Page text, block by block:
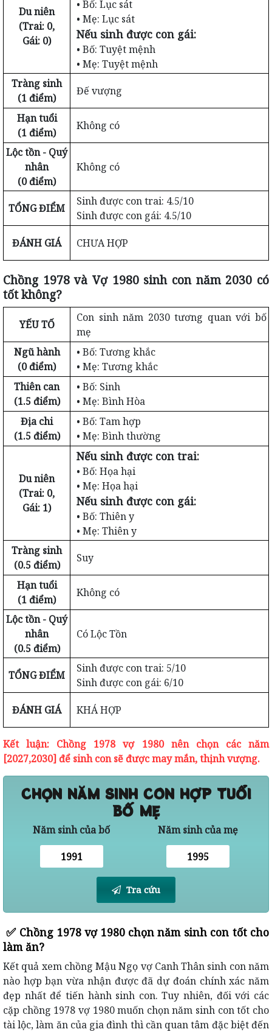
Du niên
(Trai: 0,
Gái: 0)
• Bố: Lục sát
• Mẹ: Lục sát
Nếu sinh được con gái:
• Bố: Tuyệt mệnh
• Mẹ: Tuyệt mệnh
Tràng sinh
(1 điểm)
Đế vượng
Hạn tuổi
(1 điểm)
Không có
Lộc tồn - Quý
nhân
(0 điểm)
Không có
TỔNG ĐIỂM
Sinh được con trai: 4.5/10
Sinh được con gái: 4.5/10
ĐÁNH GIÁ CHƯA HỢP
Chồng 1978 và Vợ 1980 sinh con năm 2030 có
tốt không?
YẾU TỐ
Con sinh năm 2030 tương quan với bố
mẹ
Ngũ hành
(0 điểm)
• Bố: Tương khắc
• Mẹ: Tương khắc
Thiên can
(1.5 điểm)
• Bố: Sinh
• Mẹ: Bình Hòa
Địa chi
(1.5 điểm)
• Bố: Tam hợp
• Mẹ: Bình thường
Du niên
(Trai: 0,
Gái: 1)
Nếu sinh được con trai:
• Bố: Họa hại
• Mẹ: Họa hại
Nếu sinh được con gái:
• Bố: Thiên y
• Mẹ: Thiên y
Tràng sinh
(0.5 điểm)
Suy
Hạn tuổi
(1 điểm)
Không có
Lộc tồn - Quý
nhân
(0.5 điểm)
Có Lộc Tồn
TỔNG ĐIỂM
Sinh được con trai: 5/10
Sinh được con gái: 6/10
ĐÁNH GIÁ KHÁ HỢP
Kết luận: Chồng 1978 vợ 1980 nên chọn các năm
[2027,2030] để sinh con sẽ được may mắn, thịnh vượng.
CHỌN NĂM SINH CON HỢP TUỔI
BỐ MẸ
Năm sinh của bố Năm sinh của mẹ
Tra cứu
✅ Chồng 1978 vợ 1980 chọn năm sinh con tốt cho
làm ăn?
Kết quả xem chồng Mậu Ngọ vợ Canh Thân sinh con năm
nào hợp bạn vừa nhận được đã dự đoán chính xác năm
đẹp nhất để tiến hành sinh con. Tuy nhiên, đối với các
cặp chồng 1978 vợ 1980 muốn chọn năm sinh con tốt cho
tài lộc, làm ăn của gia đình thì cần quan tâm đặc biệt đến